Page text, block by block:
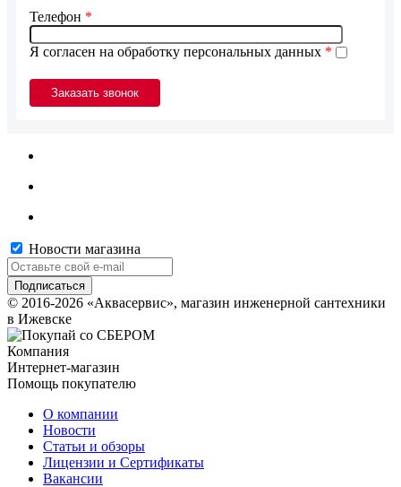
Я согласен на обработку персональных данных *
Телефон *
Новости магазина
© 2016-2026 «Аквасервис», магазин инженерной сантехники
в Ижевске
Компания
Интернет-магазин
Помощь покупателю
О компании
Новости
Статьи и обзоры
Лицензии и Сертификаты
Вакансии